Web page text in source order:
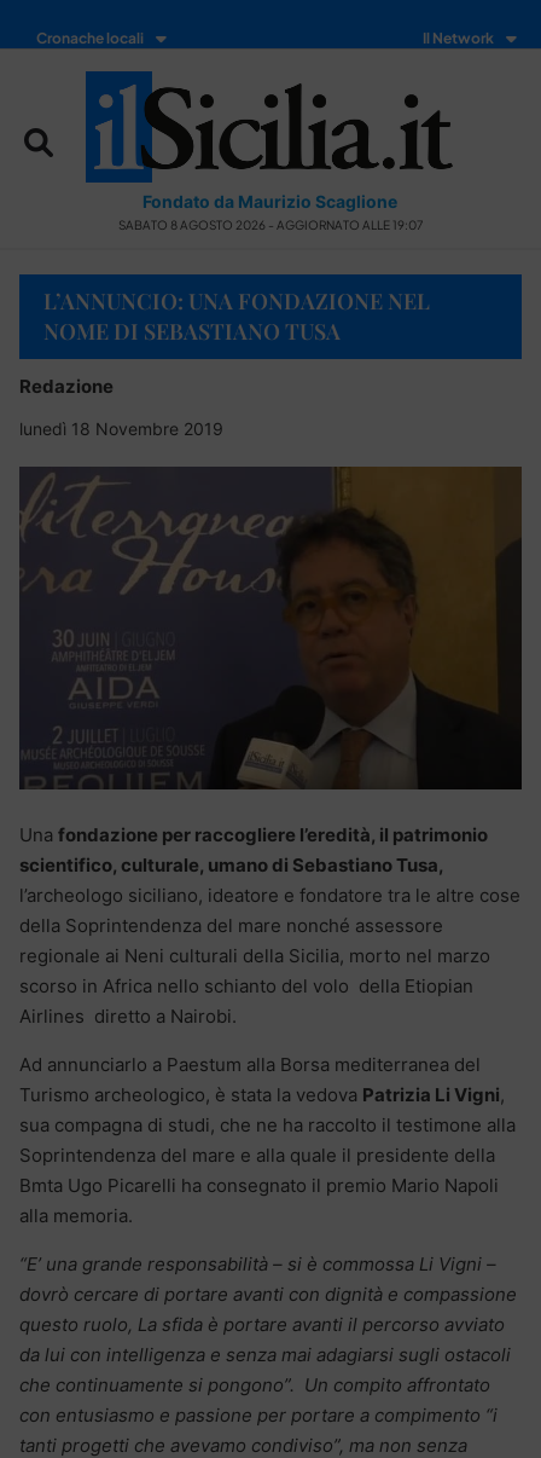
Cronache locali Il Network
Fondato da Maurizio Scaglione
SABATO 8 AGOSTO 2026 - AGGIORNATO ALLE 19:07
L’ANNUNCIO: UNA FONDAZIONE NEL
NOME DI SEBASTIANO TUSA
Redazione
lunedì 18 Novembre 2019
Una fondazione per raccogliere l’eredità, il patrimonio
scientifico, culturale, umano di Sebastiano Tusa,
l’archeologo siciliano, ideatore e fondatore tra le altre cose
della Soprintendenza del mare nonché assessore
regionale ai Neni culturali della Sicilia, morto nel marzo
scorso in Africa nello schianto del volo della Etiopian
Airlines diretto a Nairobi.
Ad annunciarlo a Paestum alla Borsa mediterranea del
Turismo archeologico, è stata la vedova Patrizia Li Vigni,
sua compagna di studi, che ne ha raccolto il testimone alla
Soprintendenza del mare e alla quale il presidente della
Bmta Ugo Picarelli ha consegnato il premio Mario Napoli
alla memoria.
“E’ una grande responsabilità – si è commossa Li Vigni –
dovrò cercare di portare avanti con dignità e compassione
questo ruolo, La sfida è portare avanti il percorso avviato
da lui con intelligenza e senza mai adagiarsi sugli ostacoli
che continuamente si pongono”. Un compito affrontato
con entusiasmo e passione per portare a compimento “i
tanti progetti che avevamo condiviso”, ma non senza